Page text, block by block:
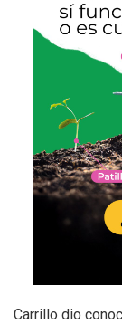
Carrillo dio